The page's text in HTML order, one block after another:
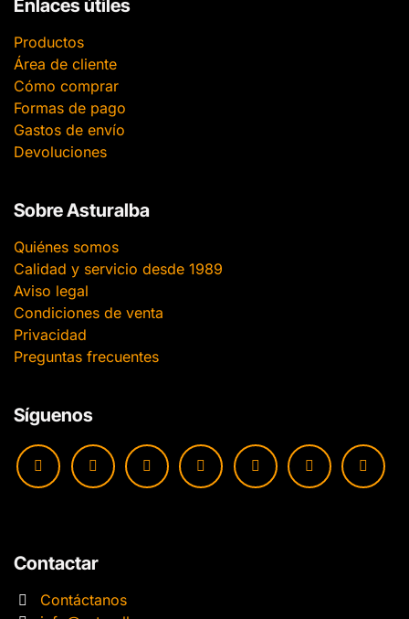
Enlaces útiles
Productos
Área de cliente
Cómo comprar
Formas de pago
Gastos de envío
Devoluciones
Sobre Asturalba
Quiénes somos
Calidad y servicio desde 1989
Aviso legal
Condiciones de venta
Privacidad
Preguntas frecuentes
Síguenos
Contactar
Contáctanos